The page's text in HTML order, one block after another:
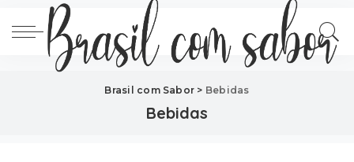
Brasil com Sabor > Bebidas
Bebidas